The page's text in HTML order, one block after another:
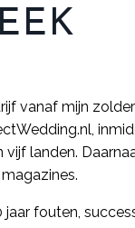
vanaf mijn
landen.
fouten,